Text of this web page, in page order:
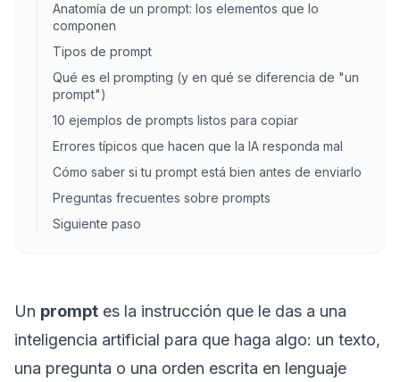
Anatomía de un prompt: los elementos que lo
componen
Tipos de prompt
Qué es el prompting (y en qué se diferencia de "un
prompt")
10 ejemplos de prompts listos para copiar
Errores típicos que hacen que la IA responda mal
Cómo saber si tu prompt está bien antes de enviarlo
Preguntas frecuentes sobre prompts
Siguiente paso
Un prompt es la instrucción que le das a una
inteligencia artificial para que haga algo: un texto,
una pregunta o una orden escrita en lenguaje